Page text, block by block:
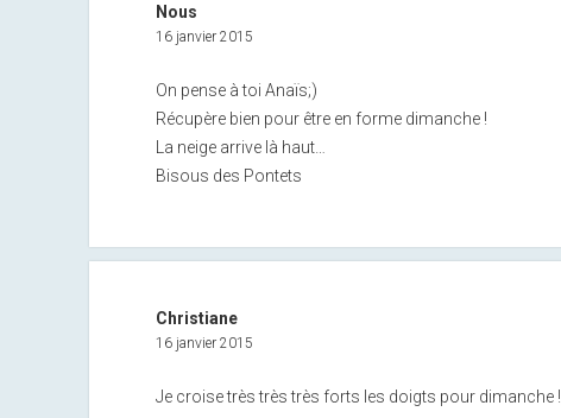
Nous
16 janvier 2015
On pense à toi Anaïs;)
Récupère bien pour être en forme dimanche !
La neige arrive là haut…
Bisous des Pontets
Christiane
16 janvier 2015
Je croise très très très forts les doigts pour dimanche !